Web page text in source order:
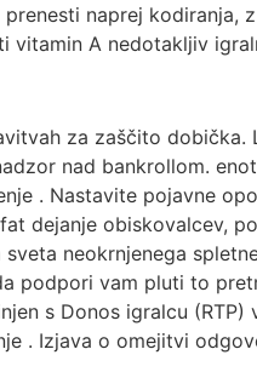
naprej kodiranja,
vitamin A nedotakljiv
za zaščito
nad bankrollom.
. Nastavite pojavne
dejanje obiskovalcev,
neokrnjenega
podpori vam pluti to
s Donos igralcu
. Izjava o omejitvi